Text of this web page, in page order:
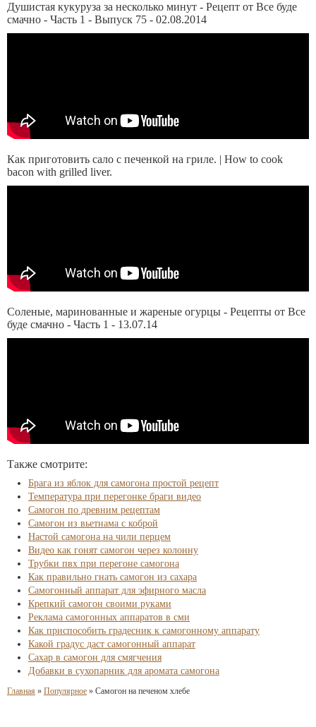
Душистая кукуруза за несколько минут - Рецепт от Все буде
смачно - Часть 1 - Выпуск 75 - 02.08.2014
Как приготовить сало с печенкой на гриле. | How to cook
bacon with grilled liver.
Соленые, маринованные и жареные огурцы - Рецепты от Все
буде смачно - Часть 1 - 13.07.14
Также смотрите:
Брага из яблок для самогона простой рецепт
Температура при перегонке браги видео
Самогон по древним рецептам
Самогон из вьетнама с коброй
Настой самогона на чили перцем
Видео как гонят самогон через колонну
Трубки пвх при перегоне самогона
Как правильно гнать самогон из сахара
Самогонный аппарат для эфирного масла
Крепкий самогон своими руками
Реклама самогонных аппаратов в сми
Как приспособить градесник к самогонному аппарату
Какой градус даст самогонный аппарат
Сахар в самогон для смягчения
Добавки в сухопарник для аромата самогона
Главная » Популярное » Самогон на печеном хлебе